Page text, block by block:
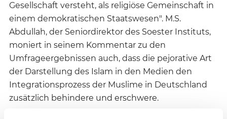
Gesellschaft versteht, als religiöse Gemeinschaft in
einem demokratischen Staatswesen". M.S.
Abdullah, der Seniordirektor des Soester Instituts,
moniert in seinem Kommentar zu den
Umfrageergebnissen auch, dass die pejorative Art
der Darstellung des Islam in den Medien den
Integrationsprozess der Muslime in Deutschland
zusätzlich behindere und erschwere.